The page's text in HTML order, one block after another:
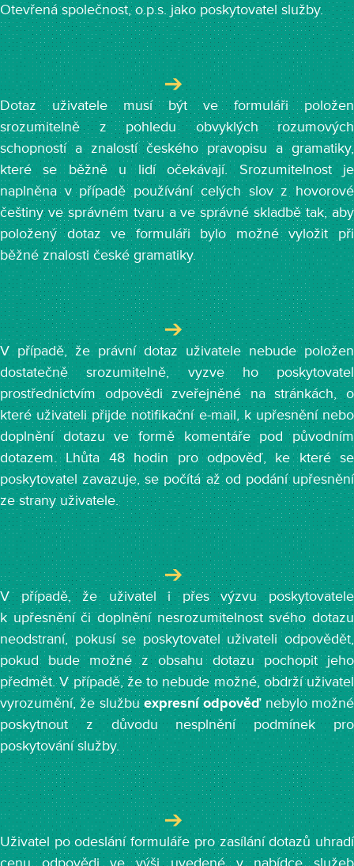
Otevřená společnost, o.p.s. jako poskytovatel služby.
Dotaz uživatele musí být ve formuláři položen
srozumitelně z pohledu obvyklých rozumových
schopností a znalostí českého pravopisu a gramatiky,
které se běžně u lidí očekávají. Srozumitelnost je
naplněna v případě používání celých slov z hovorové
češtiny ve správném tvaru a ve správné skladbě tak, aby
položený dotaz ve formuláři bylo možné vyložit při
běžné znalosti české gramatiky.
V případě, že právní dotaz uživatele nebude položen
dostatečně srozumitelně, vyzve ho poskytovatel
prostřednictvím odpovědi zveřejněné na stránkách, o
které uživateli přijde notifikační e-mail, k upřesnění nebo
doplnění dotazu ve formě komentáře pod původním
dotazem. Lhůta 48 hodin pro odpověď, ke které se
poskytovatel zavazuje, se počítá až od podání upřesnění
ze strany uživatele.
V případě, že uživatel i přes výzvu poskytovatele
k upřesnění či doplnění nesrozumitelnost svého dotazu
neodstraní, pokusí se poskytovatel uživateli odpovědět,
pokud bude možné z obsahu dotazu pochopit jeho
předmět. V případě, že to nebude možné, obdrží uživatel
vyrozumění, že službuexpresní odpověďnebylo možné
poskytnout z důvodu nesplnění podmínek pro
poskytování služby.
Uživatel po odeslání formuláře pro zasílání dotazů uhradí